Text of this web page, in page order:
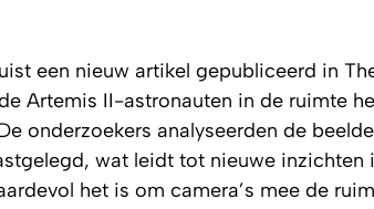
een nieuw artikel gepubliceerd in
Artemis II-astronauten in de ruimte
onderzoekers analyseerden de
wat leidt tot nieuwe inzichten
het is om camera’s mee de